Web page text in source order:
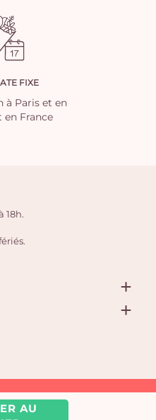
AU
FIXE
à Paris et en
France
18h.
SAS
Perret | Fleuriste en ligne